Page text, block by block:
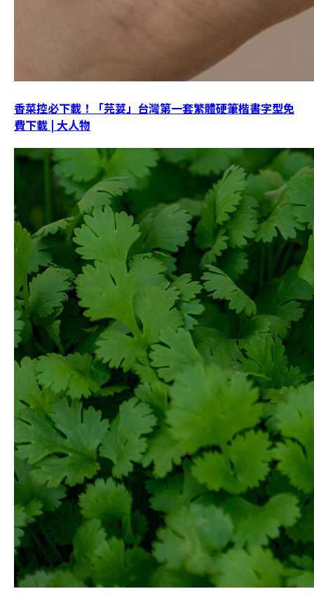
香菜控必下載！「芫荽」台灣第一套繁體硬筆楷書字型免
費下載 | 大人物